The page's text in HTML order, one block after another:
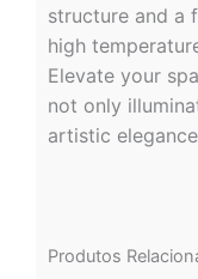
structure and a
high
Elevate your
not only
artistic
Produtos